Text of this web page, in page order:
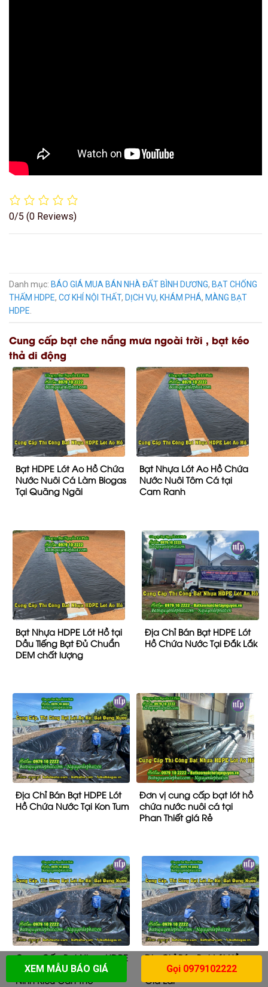
0/5 (0 Reviews)
Danh mục: BÁO GIÁ MUA BÁN NHÀ ĐẤT BÌNH DƯƠNG, BẠT CHỐNG
THẤM HDPE, CƠ KHÍ NỘI THẤT, DỊCH VỤ, KHÁM PHÁ, MÀNG BẠT
HDPE
Cung cấp bạt che nắng mưa ngoài trời , bạt kéo
thả di động
Bạt HDPE Lót Ao Hồ Chứa
Nước Nuôi Cá Làm Biogas
Tại Quãng Ngãi
Bạt Nhựa Lót Ao Hồ Chứa
Nước Nuôi Tôm Cá tại
Cam Ranh
Bạt Nhựa HDPE Lót Hồ tại
Dầu Tiếng Bạt Đủ Chuẩn
DEM chất lượng
Địa Chỉ Bán Bạt HDPE Lót
Hồ Chứa Nước Tại Đắk Lắk
Địa Chỉ Bán Bạt HDPE Lót
Hồ Chứa Nước Tại Kon Tum
Đơn vị cung cấp bạt lót hồ
chứa nước nuôi cá tại
Phan Thiết giá Rẻ
Cung Cấp Bạt Nhựa HDPE
Lót Ao Hồ Nuôi Tôm Cá
Ninh Kiều Cần Thơ
Địa Chỉ Bán Bạt Lót Hồ
Chứa Nước Tưới Cây Tại
Gia Lai
XEM MẪU BÁO GIÁ Gọi 0979102222